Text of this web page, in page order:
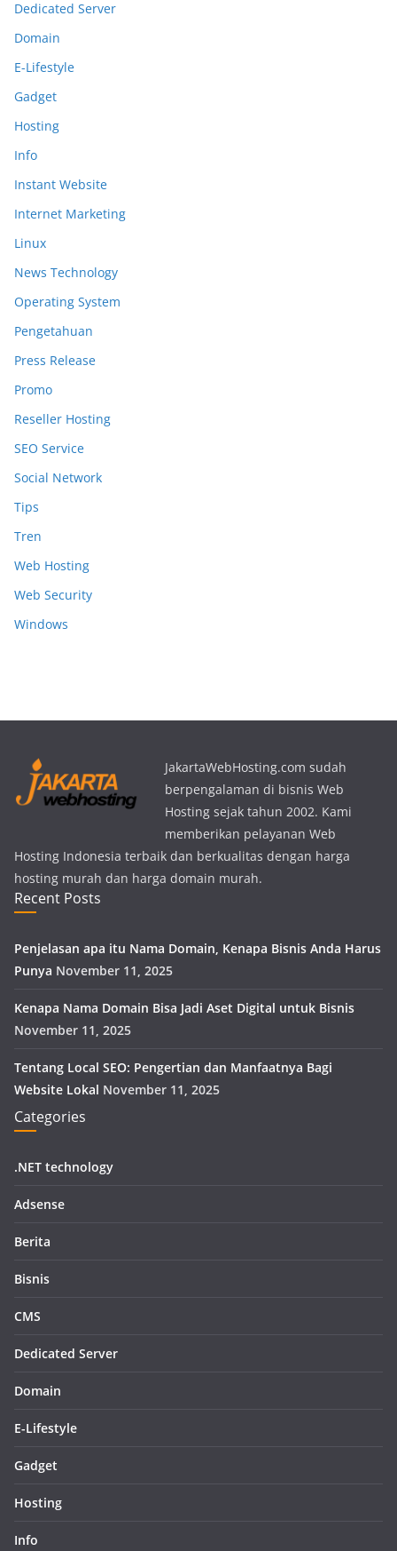
Dedicated Server
Domain
E-Lifestyle
Gadget
Hosting
Info
Instant Website
Internet Marketing
Linux
News Technology
Operating System
Pengetahuan
Press Release
Promo
Reseller Hosting
SEO Service
Social Network
Tips
Tren
Web Hosting
Web Security
Windows
JakartaWebHosting.com sudah
berpengalaman di bisnis Web
Hosting sejak tahun 2002. Kami
memberikan pelayanan Web
Hosting Indonesia terbaik dan berkualitas dengan harga
hosting murah dan harga domain murah.
Recent Posts
Penjelasan apa itu Nama Domain, Kenapa Bisnis Anda Harus
Punya November 11, 2025
Kenapa Nama Domain Bisa Jadi Aset Digital untuk Bisnis
November 11, 2025
Tentang Local SEO: Pengertian dan Manfaatnya Bagi
Website Lokal November 11, 2025
Categories
.NET technology
Adsense
Berita
Bisnis
CMS
Dedicated Server
Domain
E-Lifestyle
Gadget
Hosting
Info